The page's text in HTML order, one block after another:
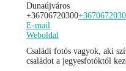
Dunaújváros
+36706720300
E-mail
Weboldal
Családi fotós vagyok, aki
családot a jegyesfotóktól